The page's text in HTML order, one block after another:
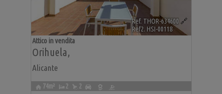
Ref. THOR-634600 🔗
Ref2. HSI-00118
Orihuela,
Alicante
Attico in vendita
74m² 2 2